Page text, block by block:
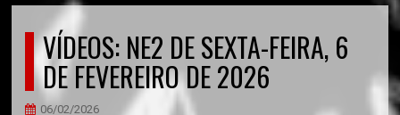
VÍDEOS: NE2 DE SEXTA-FEIRA, 6
DE FEVEREIRO DE 2026
06/02/2026